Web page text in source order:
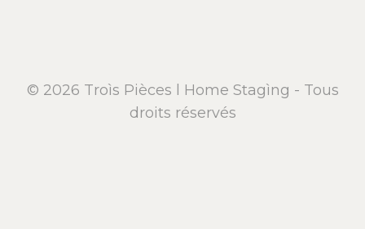
© 2026 Troìs Pièces l Home Stagìng - Tous
droits réservés